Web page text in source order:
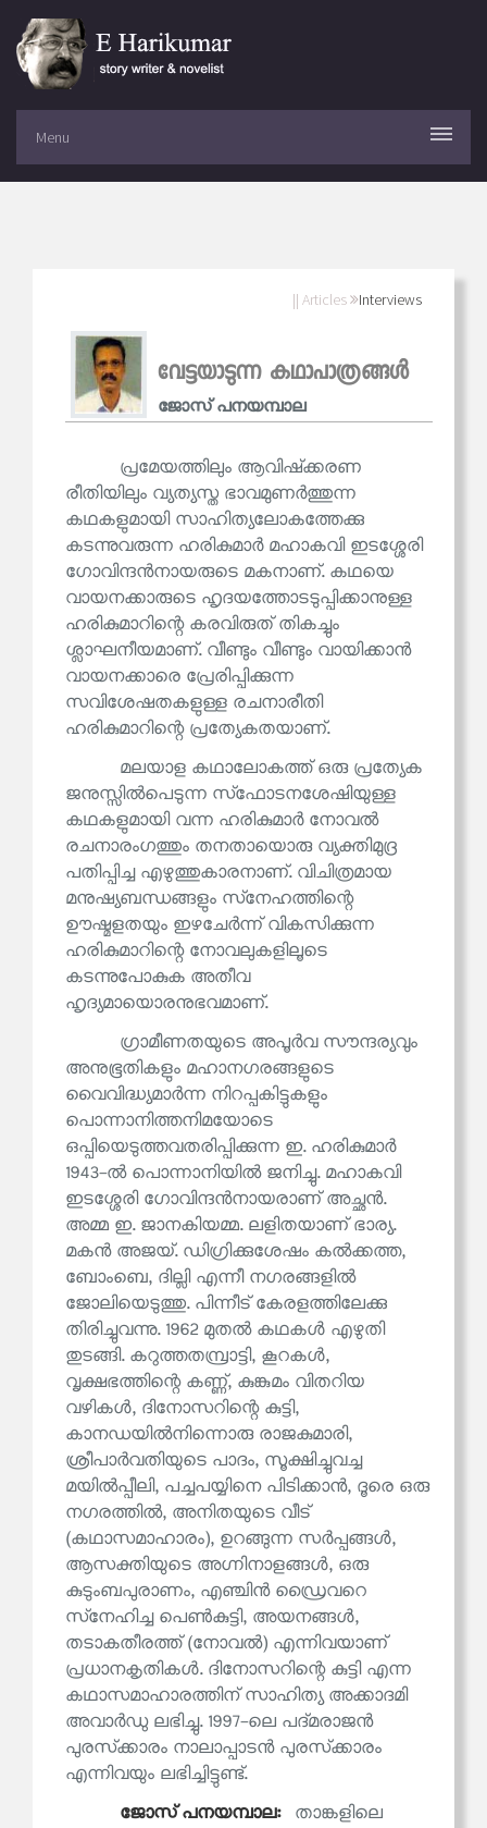
Menu
|| Articles Interviews
വേട്ടയാടുന്ന കഥാപാത്രങ്ങള്‍
ജോസ് പനയമ്പാല
പ്രമേയത്തിലും ആവിഷ്‌ക്കരണ
രീതിയിലും വ്യത്യസ്ത ഭാവമുണർത്തുന്ന
കഥകളുമായി സാഹിത്യലോകത്തേക്കു
കടന്നുവരുന്ന ഹരികുമാർ മഹാകവി ഇടശ്ശേരി
ഗോവിന്ദൻനായരുടെ മകനാണ്. കഥയെ
വായനക്കാരുടെ ഹൃദയത്തോടടുപ്പിക്കാനുള്ള
ഹരികുമാറിന്റെ കരവിരുത് തികച്ചും
ശ്ലാഘനീയമാണ്. വീണ്ടും വീണ്ടും വായിക്കാൻ
വായനക്കാരെ പ്രേരിപ്പിക്കുന്ന
സവിശേഷതകളുള്ള രചനാരീതി
ഹരികുമാറിന്റെ പ്രത്യേകതയാണ്.
മലയാള കഥാലോകത്ത് ഒരു പ്രത്യേക
ജനുസ്സിൽപെടുന്ന സ്‌ഫോടനശേഷിയുള്ള
കഥകളുമായി വന്ന ഹരികുമാർ നോവൽ
രചനാരംഗത്തും തനതായൊരു വ്യക്തിമുദ്ര
പതിപ്പിച്ച എഴുത്തുകാരനാണ്. വിചിത്രമായ
മനുഷ്യബന്ധങ്ങളും സ്‌നേഹത്തിന്റെ
ഊഷ്മളതയും ഇഴചേർന്ന് വികസിക്കുന്ന
ഹരികുമാറിന്റെ നോവലുകളിലൂടെ
കടന്നുപോകുക അതീവ
ഹൃദ്യമായൊരനുഭവമാണ്.
ഗ്രാമീണതയുടെ അപൂർവ സൗന്ദര്യവും
അനുഭൂതികളും മഹാനഗരങ്ങളുടെ
വൈവിദ്ധ്യമാർന്ന നിറപ്പകിട്ടുകളും
പൊന്നാനിത്തനിമയോടെ
ഒപ്പിയെടുത്തവതരിപ്പിക്കുന്ന ഇ. ഹരികുമാർ
1943-ൽ പൊന്നാനിയിൽ ജനിച്ചു. മഹാകവി
ഇടശ്ശേരി ഗോവിന്ദൻനായരാണ് അച്ഛൻ.
അമ്മ ഇ. ജാനകിയമ്മ. ലളിതയാണ് ഭാര്യ.
മകൻ അജയ്. ഡിഗ്രിക്കുശേഷം കൽക്കത്ത,
ബോംബെ, ദില്ലി എന്നീ നഗരങ്ങളിൽ
ജോലിയെടുത്തു. പിന്നീട് കേരളത്തിലേക്കു
തിരിച്ചുവന്നു. 1962 മുതൽ കഥകൾ എഴുതി
തുടങ്ങി. കറുത്തതമ്പ്രാട്ടി, കൂറകൾ,
വൃക്ഷഭത്തിന്റെ കണ്ണ്, കുങ്കുമം വിതറിയ
വഴികൾ, ദിനോസറിന്റെ കുട്ടി,
കാനഡയിൽനിന്നൊരു രാജകുമാരി,
ശ്രീപാർവതിയുടെ പാദം, സൂക്ഷിച്ചുവച്ച
മയിൽപ്പീലി, പച്ചപയ്യിനെ പിടിക്കാൻ, ദൂരെ ഒരു
നഗരത്തിൽ, അനിതയുടെ വീട്
(കഥാസമാഹാരം), ഉറങ്ങുന്ന സർപ്പങ്ങൾ,
ആസക്തിയുടെ അഗ്നിനാളങ്ങൾ, ഒരു
കുടുംബപുരാണം, എഞ്ചിൻ ഡ്രൈവറെ
സ്‌നേഹിച്ച പെൺകുട്ടി, അയനങ്ങൾ,
തടാകതീരത്ത് (നോവൽ) എന്നിവയാണ്
പ്രധാനകൃതികൾ. ദിനോസറിന്റെ കുട്ടി എന്ന
കഥാസമാഹാരത്തിന് സാഹിത്യ അക്കാദമി
അവാർഡു ലഭിച്ചു. 1997-ലെ പദ്മരാജൻ
പുരസ്‌ക്കാരം നാലാപ്പാടൻ പുരസ്‌ക്കാരം
എന്നിവയും ലഭിച്ചിട്ടുണ്ട്.
ജോസ് പനയമ്പാല:
താങ്കളിലെ